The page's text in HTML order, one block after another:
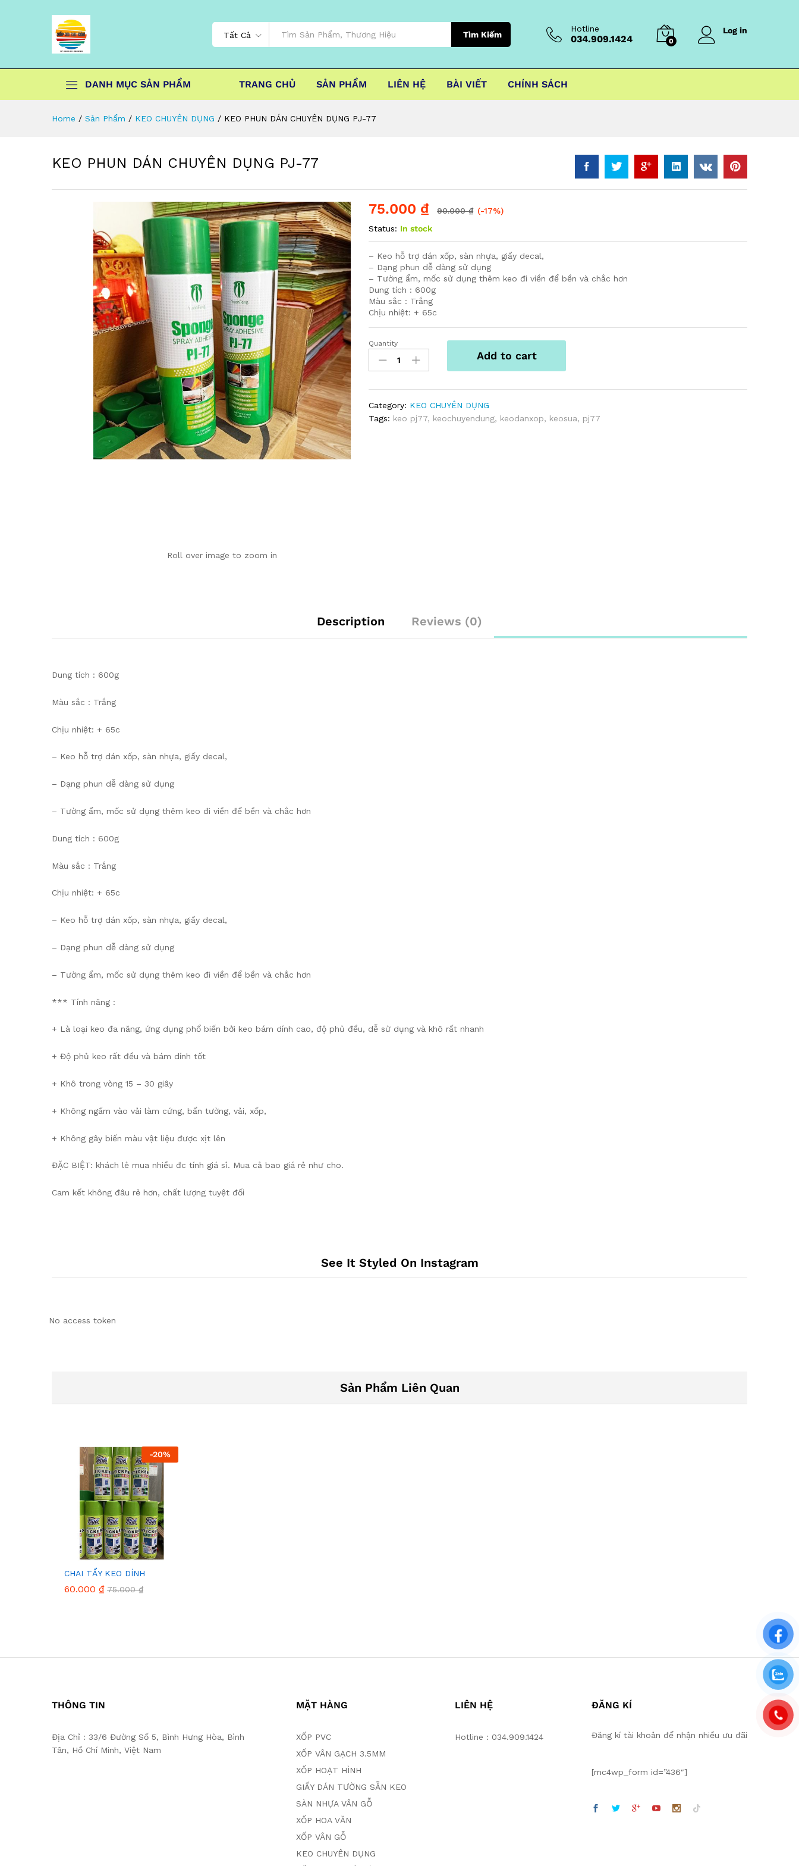
Tất Cả Tìm Kiếm
Hotline
034.909.1424 0
Log in
DANH MỤC SẢN PHẨM TRANG CHỦ SẢN PHẨM LIÊN HỆ BÀI VIẾT CHÍNH SÁCH
Home / Sản Phẩm / KEO CHUYÊN DỤNG / KEO PHUN DÁN CHUYÊN DỤNG PJ-77
KEO PHUN DÁN CHUYÊN DỤNG PJ-77
Roll over image to zoom in
75.000 ₫ 90.000₫ (-17%)
Status: In stock
– Keo hỗ trợ dán xốp, sàn nhựa, giấy decal,
– Dạng phun dễ dàng sử dụng
– Tường ẩm, mốc sử dụng thêm keo đi viền để bền và chắc hơn
Dung tích : 600g
Màu sắc : Trắng
Chịu nhiệt: + 65c
KEO
PHUN
DÁN
PJ-
77
Quantity
Add to cart
Category: KEO CHUYÊN DỤNG
Tags: keo pj77, keochuyendung, keodanxop, keosua, pj77
Description Reviews (0)
Dung tích : 600g
Màu sắc : Trắng
Chịu nhiệt: + 65c
– Keo hỗ trợ dán xốp, sàn nhựa, giấy decal,
– Dạng phun dễ dàng sử dụng
– Tường ẩm, mốc sử dụng thêm keo đi viền để bền và chắc hơn
Dung tích : 600g
Màu sắc : Trắng
Chịu nhiệt: + 65c
– Keo hỗ trợ dán xốp, sàn nhựa, giấy decal,
– Dạng phun dễ dàng sử dụng
– Tường ẩm, mốc sử dụng thêm keo đi viền để bền và chắc hơn
*** Tính năng :
+ Là loại keo đa năng, ứng dụng phổ biến bởi keo bám dính cao, độ phủ đều, dễ sử dụng và khô rất nhanh
+ Độ phủ keo rất đều và bám dính tốt
+ Khô trong vòng 15 – 30 giây
+ Không ngấm vào vải làm cứng, bẩn tường, vải, xốp,
+ Không gây biến màu vật liệu được xịt lên
ĐẶC BIỆT: khách lẻ mua nhiều đc tính giá sỉ. Mua cả bao giá rẻ như cho.
Cam kết không đâu rẻ hơn, chất lượng tuyệt đối
See It Styled On Instagram
No access token
Sản Phẩm Liên Quan
-20%
CHAI TẨY KEO DÍNH
60.000 ₫ 75.000₫
THÔNG TIN
Địa Chỉ : 33/6 Đường Số 5, Bình Hưng Hòa, Bình
Tân, Hồ Chí Minh, Việt Nam
MẶT HÀNG
XỐP PVC
XỐP VÂN GẠCH 3.5MM
XỐP HOẠT HÌNH
GIẤY DÁN TƯỜNG SẴN KEO
SÀN NHỰA VÂN GỖ
XỐP HOA VĂN
XỐP VÂN GỖ
KEO CHUYÊN DỤNG
LIÊN HỆ
Hotline : 034.909.1424
ĐĂNG KÍ
Đăng kí tài khoản để nhận nhiều ưu đãi
[mc4wp_form id=”436″]